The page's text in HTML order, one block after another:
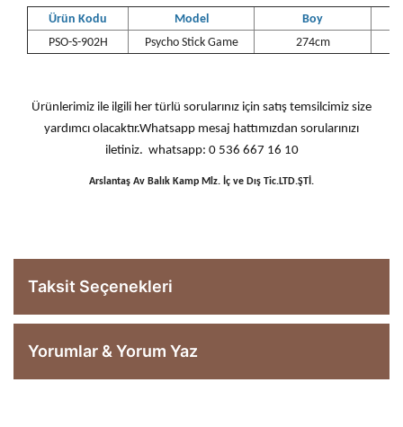
Ürün Kodu Model
Boy
PSO-S-902H
Psycho Stick Game 274cm
Ürünlerimiz ile ilgili her türlü sorularınız için satış temsilcimiz size
yardımcı olacaktır.Whatsapp mesaj hattımızdan sorularınızı
iletiniz. whatsapp: 0 536 667 16 10
Arslantaş Av Balık Kamp Mlz. İç ve Dış Tic.LTD.ŞTİ.
Taksit Seçenekleri
Yorumlar & Yorum Yaz